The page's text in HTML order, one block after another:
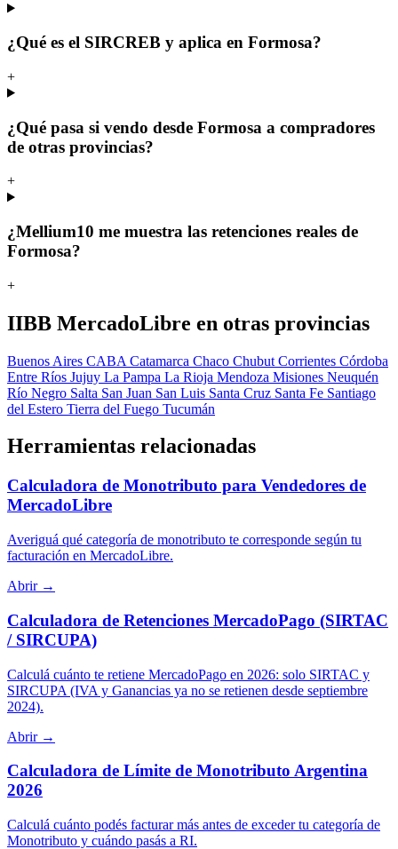
¿Qué es el SIRCREB y aplica en Formosa?
+
¿Qué pasa si vendo desde Formosa a compradores
de otras provincias?
+
¿Mellium10 me muestra las retenciones reales de
Formosa?
+
IIBB MercadoLibre en otras provincias
Buenos Aires CABA Catamarca Chaco Chubut Corrientes Córdoba
Entre Ríos Jujuy La Pampa La Rioja Mendoza Misiones Neuquén
Río Negro Salta San Juan San Luis Santa Cruz Santa Fe Santiago
del Estero Tierra del Fuego Tucumán
Herramientas relacionadas
Calculadora de Monotributo para Vendedores de
MercadoLibre
Averiguá qué categoría de monotributo te corresponde según tu
facturación en MercadoLibre.
Abrir →
Calculadora de Retenciones MercadoPago (SIRTAC
/ SIRCUPA)
Calculá cuánto te retiene MercadoPago en 2026: solo SIRTAC y
SIRCUPA (IVA y Ganancias ya no se retienen desde septiembre
2024).
Abrir →
Calculadora de Límite de Monotributo Argentina
2026
Calculá cuánto podés facturar más antes de exceder tu categoría de
Monotributo y cuándo pasás a RI.